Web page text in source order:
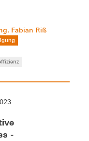
Fabian Riß
-